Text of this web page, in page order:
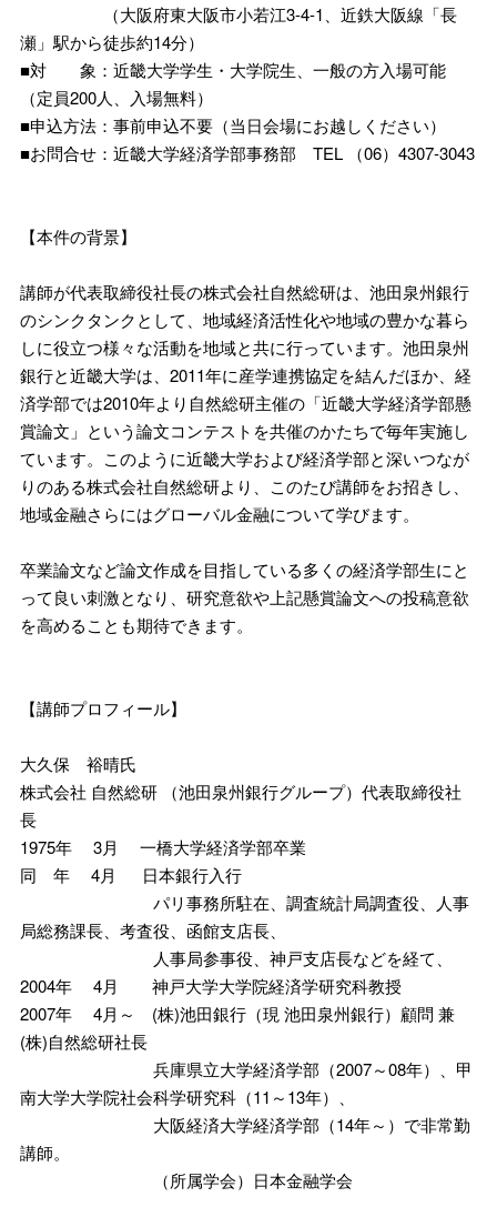
（大阪府東大阪市小若江3-4-1、近鉄大阪線「長
瀬」駅から徒歩約14分）
■対 象：近畿大学学生・大学院生、一般の方入場可能
（定員200人、入場無料）
■申込方法：事前申込不要（当日会場にお越しください）
■お問合せ：近畿大学経済学部事務部 TEL （06）4307-3043
【本件の背景】
講師が代表取締役社長の株式会社自然総研は、池田泉州銀行
のシンクタンクとして、地域経済活性化や地域の豊かな暮ら
しに役立つ様々な活動を地域と共に行っています。池田泉州
銀行と近畿大学は、2011年に産学連携協定を結んだほか、経
済学部では2010年より自然総研主催の「近畿大学経済学部懸
賞論文」という論文コンテストを共催のかたちで毎年実施し
ています。このように近畿大学および経済学部と深いつなが
りのある株式会社自然総研より、このたび講師をお招きし、
地域金融さらにはグローバル金融について学びます。
卒業論文など論文作成を目指している多くの経済学部生にと
って良い刺激となり、研究意欲や上記懸賞論文への投稿意欲
を高めることも期待できます。
【講師プロフィール】
大久保 裕晴氏
株式会社 自然総研 （池田泉州銀行グループ）代表取締役社
長
1975年 3月 一橋大学経済学部卒業
同 年 4月 日本銀行入行
パリ事務所駐在、調査統計局調査役、人事
局総務課長、考査役、函館支店長、
人事局参事役、神戸支店長などを経て、
2004年 4月 神戸大学大学院経済学研究科教授
2007年 4月～ (株)池田銀行（現 池田泉州銀行）顧問 兼
(株)自然総研社長
兵庫県立大学経済学部（2007～08年）、甲
南大学大学院社会科学研究科（11～13年）、
大阪経済大学経済学部（14年～）で非常勤
講師。
（所属学会）日本金融学会